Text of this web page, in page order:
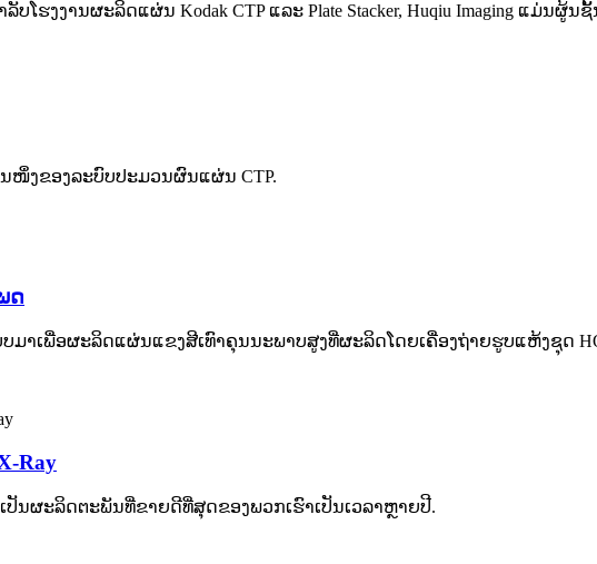
ໂຮງງານຜະລິດແຜ່ນ Kodak CTP ແລະ Plate Stacker, Huqiu Imaging ແມ່ນຜູ້
ໜຶ່ງຂອງລະບົບປະມວນຜົນແຜ່ນ CTP.
ດ
າເພື່ອຜະລິດແຜ່ນແຂງສີເທົາຄຸນນະພາບສູງທີ່ຜະລິດໂດຍເຄື່ອງຖ່າຍຮູບແຫ້ງຊຸດ
Ray
ເປັນຜະລິດຕະພັນທີ່ຂາຍດີທີ່ສຸດຂອງພວກເຮົາເປັນເວລາຫຼາຍປີ.